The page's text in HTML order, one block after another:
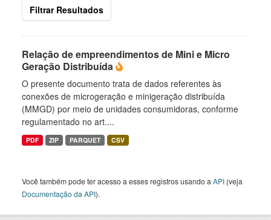
Filtrar Resultados
Relação de empreendimentos de Mini e Micro
Geração Distribuída
O presente documento trata de dados referentes às
conexões de microgeração e minigeração distribuída
(MMGD) por meio de unidades consumidoras, conforme
regulamentado no art....
PDF ZIP PARQUET CSV
Você também pode ter acesso a esses registros usando a API (veja
Documentação da API).